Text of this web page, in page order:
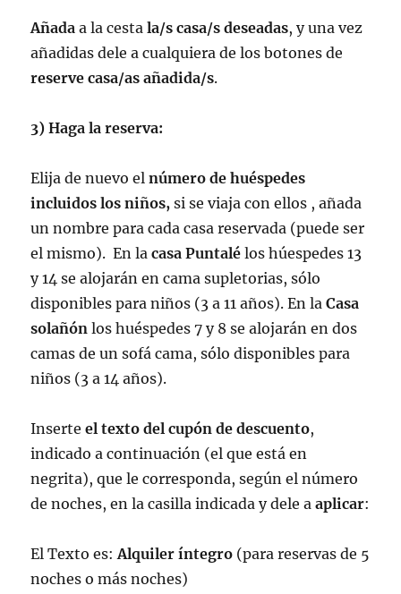
Añada a la cesta la/s casa/s deseadas, y una vez
añadidas dele a cualquiera de los botones de
reserve casa/as añadida/s.
3) Haga la reserva:
Elija de nuevo el número de huéspedes
incluidos los niños, si se viaja con ellos , añada
un nombre para cada casa reservada (puede ser
el mismo). En lacasa Puntalé los húespedes 13
y 14 se alojarán en cama supletorias, sólo
disponibles para niños (3 a 11 años). En laCasa
solañónlos huéspedes 7 y 8 se alojarán en dos
camas de un sofá cama, sólo disponibles para
niños (3 a 14 años).
Inserteel texto del cupón de descuento,
indicado a continuación (el que está en
negrita), que le corresponda, según el número
de noches, en la casilla indicada y dele aaplicar:
El Texto es: Alquiler íntegro (para reservas de 5
noches o más noches)